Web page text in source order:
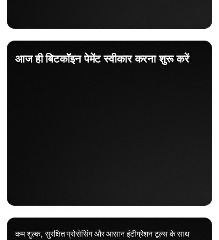
आज ही बिटकॉइन पेमेंट स्वीकार करना शुरू करें
कम शुल्क, सुरक्षित प्रोसेसिंग और आसान इंटीग्रेशन टूल्स के साथ